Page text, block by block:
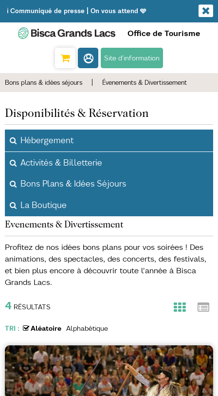
ℹ️ Communiqué de presse | On vous attend 🩵
Office de Tourisme
Site d'information
Bons plans & idées séjours Évenements & Divertissement
Disponibilités & Réservation
Hébergement
Activités & Billetterie
Bons Plans & Idées Séjours
La Boutique
Evenements & Divertissement
Profitez de nos idées bons plans pour vos soirées ! Des
animations, des spectacles, des concerts, des festivals,
et bien plus encore à découvrir toute l'année à Bisca
Grands Lacs.
4 RÉSULTATS
TRI : Aléatoire Alphabétique